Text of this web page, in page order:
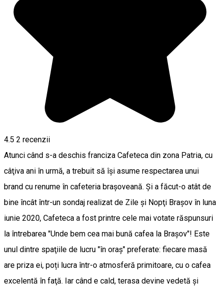
4.5 2 recenzii
Atunci când s-a deschis franciza Cafeteca din zona Patria, cu
câţiva ani în urmă, a trebuit să îşi asume respectarea unui
brand cu renume în cafeteria braşoveană. Şi a făcut-o atât de
bine încât într-un sondaj realizat de Zile şi Nopţi Braşov în luna
iunie 2020, Cafeteca a fost printre cele mai votate răspunsuri
la întrebarea "Unde bem cea mai bună cafea la Braşov"! Este
unul dintre spaţiile de lucru "în oraş" preferate: fiecare masă
are priza ei, poți lucra într-o atmosferă primitoare, cu o cafea
excelentă în faţă. Iar când e cald, terasa devine vedetă şi